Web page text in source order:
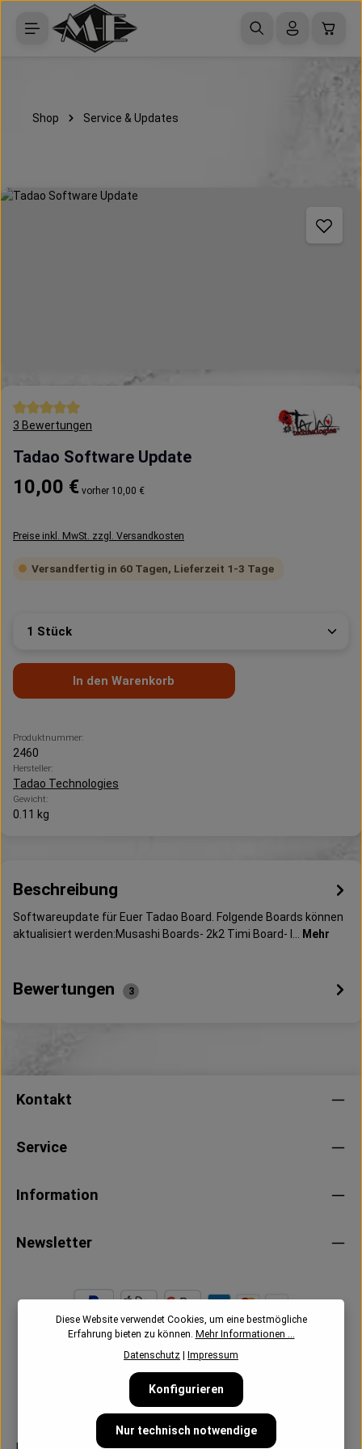
Zum Hauptinhalt springen
Shop Service & Updates
Bildergalerie überspringen
Durchschnittliche Bewertung von 5 von 5 Sternen
3 Bewertungen
Tadao Software Update
Regulärer Preis:
10,00 € vorher 10,00 €
Preise inkl. MwSt. zzgl. Versandkosten
Versandfertig in 60 Tagen, Lieferzeit 1-3 Tage
Produkt Anzahl: Gib den gewünschten Wert ein
In den Warenkorb
Produktnummer:
2460
Hersteller:
Tadao Technologies
Gewicht:
0.11 kg
Beschreibung
Softwareupdate für Euer Tadao Board. Folgende Boards können
aktualisiert werden:Musashi Boards- 2k2 Timi Board- I… Mehr
Bewertungen 3
Kontakt
Service
Information
Newsletter
Diese Website verwendet Cookies, um eine bestmögliche
Erfahrung bieten zu können. Mehr Informationen ...
Datenschutz
Impressum
Nur technisch notwendige
Konfigurieren